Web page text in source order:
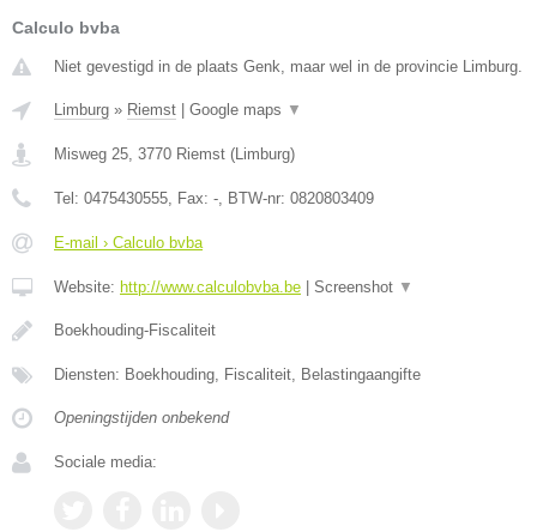
Calculo bvba
Niet gevestigd in de plaats Genk, maar wel in de provincie Limburg.
Limburg » Riemst Google maps ▼
Misweg 25 3770 Riemst ( Limburg)
Tel: 0475430555 , Fax: - , BTW-nr: 0820803409
E-mail › Calculo bvba
Website: http://www.calculobvba.be Screenshot ▼
Boekhouding-Fiscaliteit
Diensten: Boekhouding, Fiscaliteit, Belastingaangifte
Openingstijden onbekend
Sociale media: